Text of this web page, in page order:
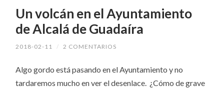
Un volcán en el Ayuntamiento
de Alcalá de Guadaíra
2018-02-11 / 2 COMENTARIOS
Algo gordo está pasando en el Ayuntamiento y no
tardaremos mucho en ver el desenlace. ¿Cómo de grave